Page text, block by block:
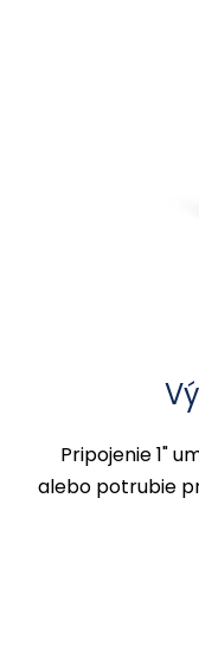
Pripojenie 1"
alebo potrubie